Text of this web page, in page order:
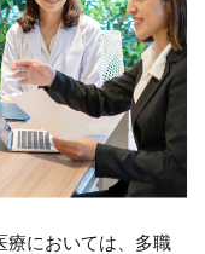
療においては、多職